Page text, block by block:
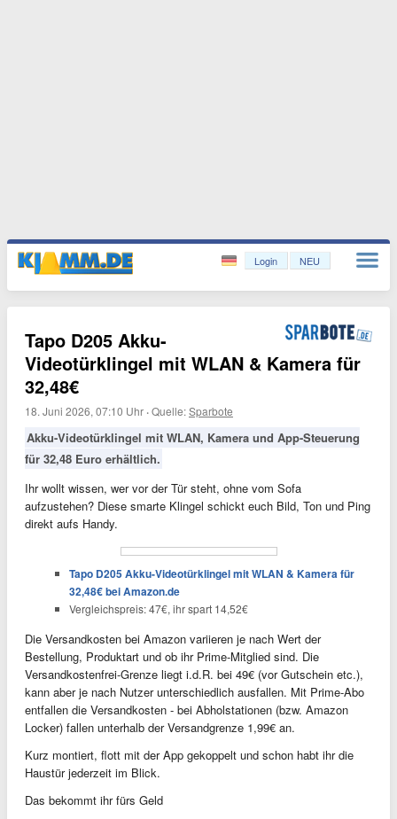
Login NEU
Tapo D205 Akku-
Videotürklingel mit WLAN & Kamera für
32,48€
18. Juni 2026, 07:10 Uhr ·Quelle:Sparbote
Akku-Videotürklingel mit WLAN, Kamera und App-Steuerung
für 32,48 Euro erhältlich.
Ihr wollt wissen, wer vor der Tür steht, ohne vom Sofa
aufzustehen? Diese smarte Klingel schickt euch Bild, Ton und Ping
direkt aufs Handy.
Tapo D205 Akku-Videotürklingel mit WLAN & Kamera für
32,48€ bei Amazon.de
Vergleichspreis: 47€, ihr spart 14,52€
Die Versandkosten bei Amazon variieren je nach Wert der
Bestellung, Produktart und ob ihr Prime-Mitglied sind. Die
Versandkostenfrei-Grenze liegt i.d.R. bei 49€ (vor Gutschein etc.),
kann aber je nach Nutzer unterschiedlich ausfallen. Mit Prime-Abo
entfallen die Versandkosten - bei Abholstationen (bzw. Amazon
Locker) fallen unterhalb der Versandgrenze 1,99€ an.
Kurz montiert, flott mit der App gekoppelt und schon habt ihr die
Haustür jederzeit im Blick.
Das bekommt ihr fürs Geld